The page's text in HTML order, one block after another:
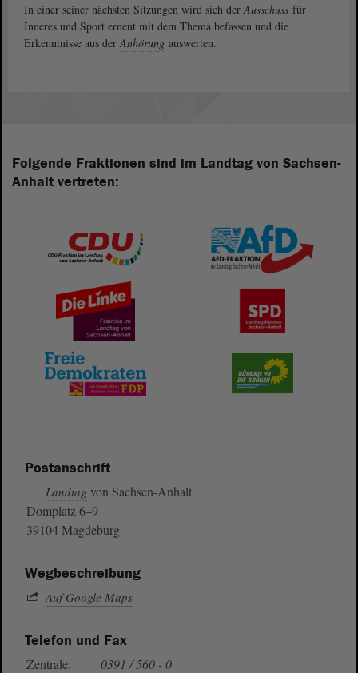
In einer seiner nächsten Sitzungen wird sich der Ausschuss für
Inneres und Sport erneut mit dem Thema befassen und die
Erkenntnisse aus der Anhörung auswerten.
Folgende Fraktionen sind im Landtag von Sachsen-
Anhalt vertreten:
Postanschrift
Landtag von Sachsen-Anhalt
Domplatz 6–9
39104 Magdeburg
Wegbeschreibung
Auf Google Maps
Telefon und Fax
Zentrale:
0391 / 560 - 0